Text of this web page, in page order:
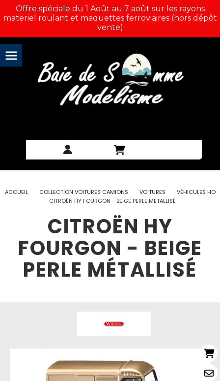
Offre spéciale du 1 Août au 7 août sur les rayons
materiel roulant et maquettes ferroviaires (hors dépôt
vente)
ACCUEIL COLLECTION VOITURES CAMIONS VOITURES
VÉHICULES HO
CITROËN HY FOURGON - BEIGE PERLE MÉTALLISÉ
CITROËN HY
FOURGON - BEIGE
PERLE MÉTALLISÉ
Panneau de gestion des cookies